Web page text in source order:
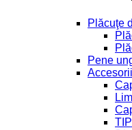
Plăcuţe
Pene
Accesorii